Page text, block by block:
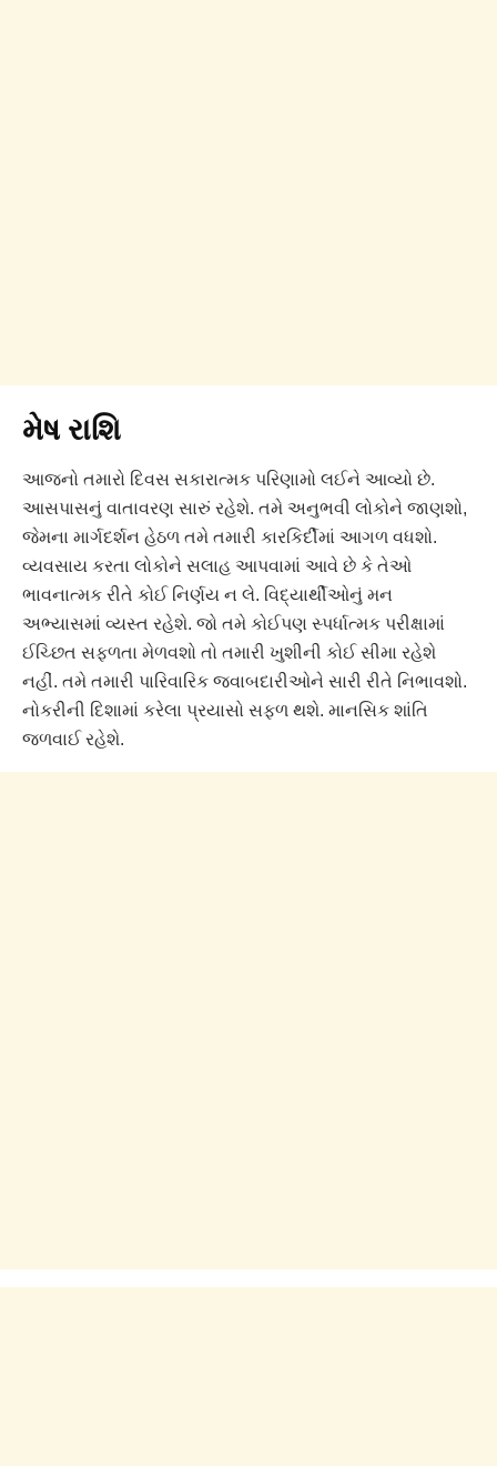
મેષ રાશિ
આજનો તમારો દિવસ સકારાત્મક પરિણામો લઈને આવ્યો છે.
આસપાસનું વાતાવરણ સારું રહેશે. તમે અનુભવી લોકોને જાણશો,
જેમના માર્ગદર્શન હેઠળ તમે તમારી કારકિર્દીમાં આગળ વધશો.
વ્યવસાય કરતા લોકોને સલાહ આપવામાં આવે છે કે તેઓ
ભાવનાત્મક રીતે કોઈ નિર્ણય ન લે. વિદ્યાર્થીઓનું મન
અભ્યાસમાં વ્યસ્ત રહેશે. જો તમે કોઈપણ સ્પર્ધાત્મક પરીક્ષામાં
ઈચ્છિત સફળતા મેળવશો તો તમારી ખુશીની કોઈ સીમા રહેશે
નહીં. તમે તમારી પારિવારિક જવાબદારીઓને સારી રીતે નિભાવશો.
નોકરીની દિશામાં કરેલા પ્રયાસો સફળ થશે. માનસિક શાંતિ
જળવાઈ રહેશે.